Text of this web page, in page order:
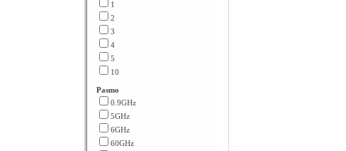
1
2
3
4
5
10
Pasmo
0.9GHz
5GHz
6GHz
60GHz